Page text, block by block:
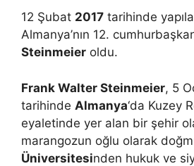
12 Şubat 2017 tarihinde
Almanya’nın 12.
Steinmeier oldu.
Frank Walter Steinmeier, 5
tarihinde Almanya‘da Kuzey
eyaletinde yer alan bir şehir
marangozun oğlu olarak
Üniversitesinden hukuk ve